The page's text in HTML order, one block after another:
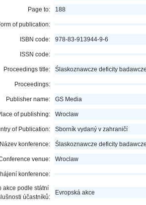
Page to: 188
of publication:
ISBN code: 978-83-913944-9-6
ISSN code:
Proceedings title: Ślaskoznawcze deficity
Proceedings:
Publisher name: GS Media
of publishing: Wroclaw
of Publication: Sborník vydaný v zahraničí
Název konference: Ślaskoznawcze deficity
venue: Wroclaw
konference:
akce podle státní
účastníků:
Evropská akce